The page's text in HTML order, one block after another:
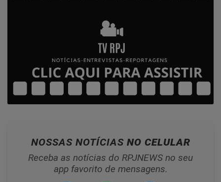
NOSSAS NOTÍCIAS NO CELULAR
Receba as notícias do RPJNEWS no seu
app favorito de mensagens.